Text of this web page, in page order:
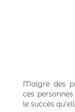
Malgré des
ces
le succès